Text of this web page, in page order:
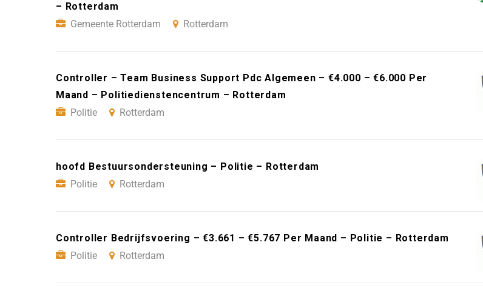
– Rotterdam
Gemeente Rotterdam
Rotterdam
Controller – Team Business Support Pdc Algemeen – €4.000 – €6.000 Per
Maand – Politiedienstencentrum – Rotterdam
Politie
Rotterdam
hoofd Bestuursondersteuning – Politie – Rotterdam
Politie
Rotterdam
Controller Bedrijfsvoering – €3.661 – €5.767 Per Maand – Politie – Rotterdam
Politie
Rotterdam